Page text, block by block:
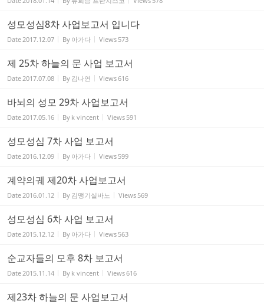
성모성심8차 사업보고서 입니다
Date2017.12.07 By 아가다 Views 573
제 25차 하늘의 문 사업 보고서
Date2017.07.08 By 김나연 Views616
바뇌의 성모 29차 사업보고서
Date2017.05.16 By k vincent Views 591
성모성심 7차 사업 보고서
Date2016.12.09 By 아가다 Views 599
계약의궤 제20차 사업보고서
Date2016.01.12 By 김맹기실바노 Views 569
성모성심 6차 사업 보고서
Date2015.12.12 By 아가다 Views 563
순교자들의 모후 8차 보고서
Date2015.11.14 By k vincent Views616
제23차 하늘의 문 사업보고서